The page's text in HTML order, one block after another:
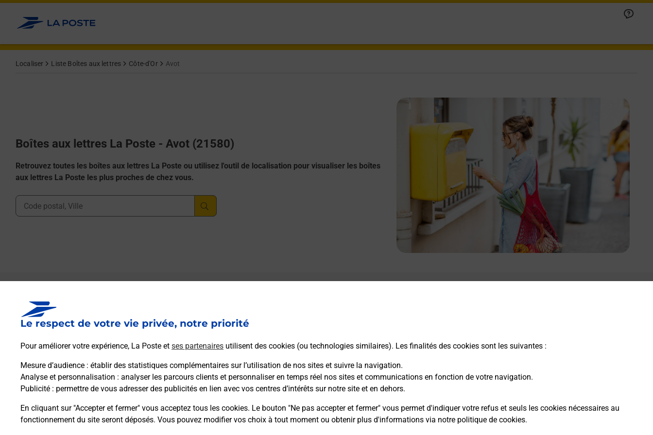
Le respect de votre vie privée, notre priorité
Pour améliorer votre expérience, La Poste et ses partenaires utilisent des cookies (ou technologies similaires). Les finalités des cookies sont les suivantes :
Mesure d’audience : établir des statistiques complémentaires sur l’utilisation de nos sites et suivre la navigation.
Analyse et personnalisation : analyser les parcours clients et personnaliser en temps réel nos sites et communications en fonction de votre navigation.
Publicité : permettre de vous adresser des publicités en lien avec vos centres d’intérêts sur notre site et en dehors.
En cliquant sur "Accepter et fermer" vous acceptez tous les cookies. Le bouton "Ne pas accepter et fermer" vous permet d'indiquer votre refus et seuls les cookies nécessaires au
fonctionnement du site seront déposés. Vous pouvez modifier vos choix à tout moment ou obtenir plus d'informations via notre politique de cookies.
Allez au contenu
Localiser Liste Boîtes aux lettres Côte-d'Or Avot
Boîtes aux lettres La Poste - Avot (21580)
Retrouvez toutes les boîtes aux lettres La Poste ou utilisez l'outil de localisation pour visualiser les boîtes
aux lettres La Poste les plus proches de chez vous.
Ville, Département, Code Postal
Boîte aux lettres La Poste
Prochaine collecte du courrier samedi à
21580 Avot
Itinéraire